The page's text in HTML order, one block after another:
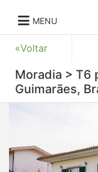
MENU
«Voltar
Moradia > T6
Guimarães,